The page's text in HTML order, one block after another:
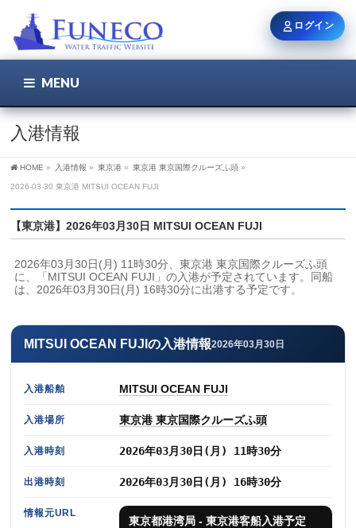
MENU
入港情報
HOME » 入港情報 » 東京港 » 東京港 東京国際クルーズふ頭 »
2026-03-30 東京港 MITSUI OCEAN FUJI
【東京港】2026年03月30日 MITSUI OCEAN FUJI
2026年03月30日(月) 11時30分、東京港 東京国際クルーズふ頭
に、「MITSUI OCEAN FUJI」の入港が予定されています。同船
は、2026年03月30日(月) 16時30分に出港する予定です。
MITSUI OCEAN FUJIの入港情報2026年03月30日
入港船舶 MITSUI OCEAN FUJI
入港場所 東京港 東京国際クルーズふ頭
入港時刻 2026年03月30日(月) 11時30分
出港時刻 2026年03月30日(月) 16時30分
情報元URL
東京都港湾局 - 東京港客船入港予定
ログイン
ユーザー名 / メール
新規登録 パスワードを忘れた方